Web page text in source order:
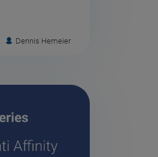
Dennis Hemeier